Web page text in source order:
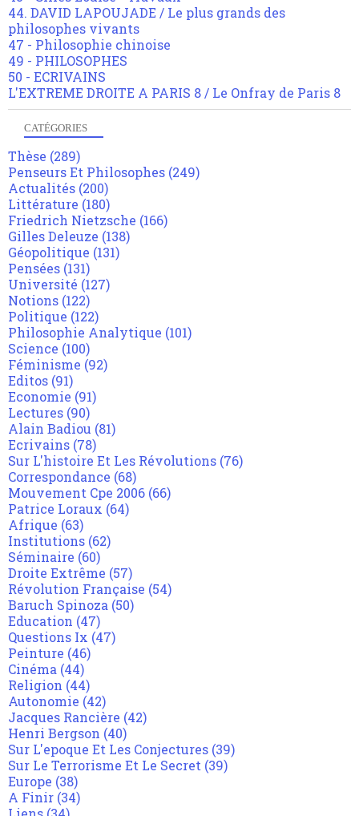
44. DAVID LAPOUJADE / Le plus grands des
philosophes vivants
47 - Philosophie chinoise
49 - PHILOSOPHES
50 - ECRIVAINS
L'EXTREME DROITE A PARIS 8 / Le Onfray de Paris 8
CATÉGORIES
Thèse (289)
Penseurs Et Philosophes (249)
Actualités (200)
Littérature (180)
Friedrich Nietzsche (166)
Gilles Deleuze (138)
Géopolitique (131)
Pensées (131)
Université (127)
Notions (122)
Politique (122)
Philosophie Analytique (101)
Science (100)
Féminisme (92)
Editos (91)
Economie (91)
Lectures (90)
Alain Badiou (81)
Ecrivains (78)
Sur L'histoire Et Les Révolutions (76)
Correspondance (68)
Mouvement Cpe 2006 (66)
Patrice Loraux (64)
Afrique (63)
Institutions (62)
Séminaire (60)
Droite Extrême (57)
Révolution Française (54)
Baruch Spinoza (50)
Education (47)
Questions Ix (47)
Peinture (46)
Cinéma (44)
Religion (44)
Autonomie (42)
Jacques Rancière (42)
Henri Bergson (40)
Sur L'epoque Et Les Conjectures (39)
Sur Le Terrorisme Et Le Secret (39)
Europe (38)
A Finir (34)